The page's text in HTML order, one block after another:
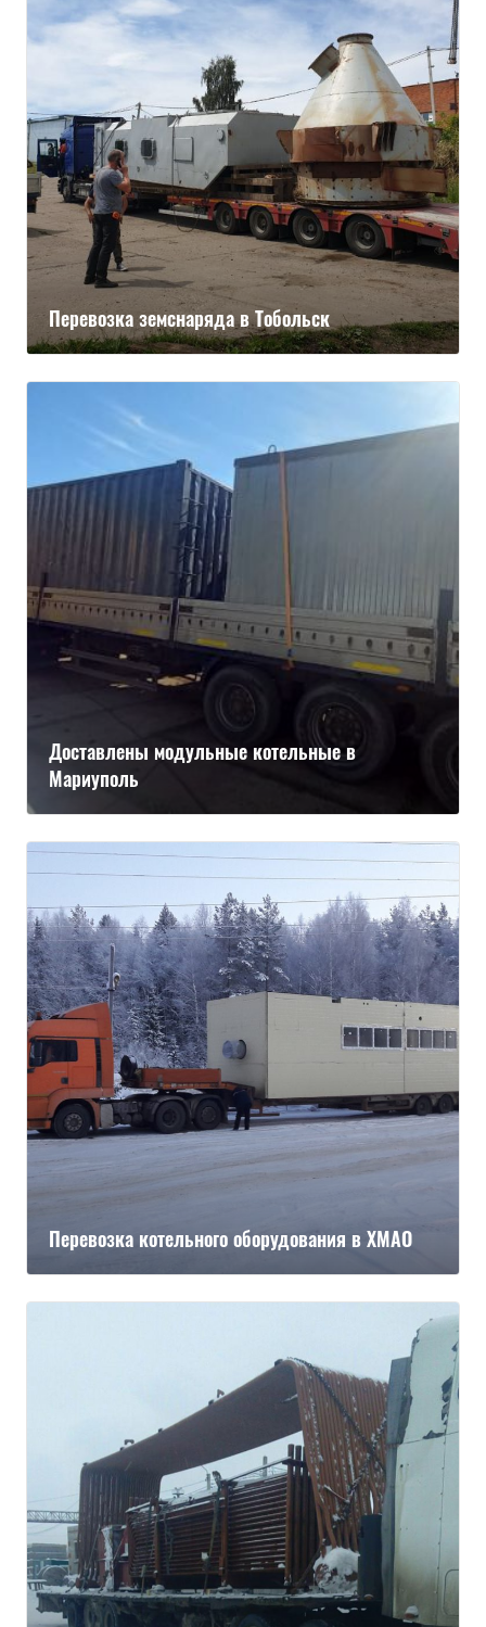
Перевозка земснаряда в Тобольск
Доставлены модульные котельные в
Мариуполь
Перевозка котельного оборудования в ХМАО